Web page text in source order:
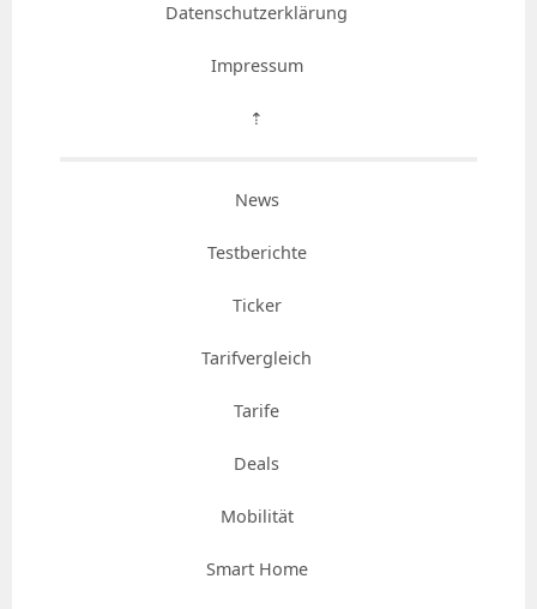
Datenschutzerklärung
Impressum
⇡
News
Testberichte
Ticker
Tarifvergleich
Tarife
Deals
Mobilität
Smart Home